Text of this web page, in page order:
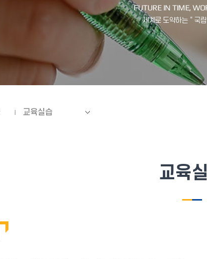
교육실습
교육